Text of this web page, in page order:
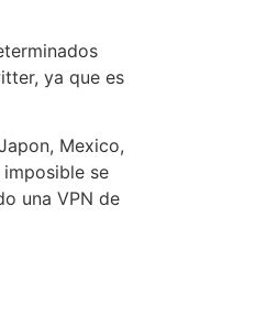
ya que es
Mexico,
se
una VPN de